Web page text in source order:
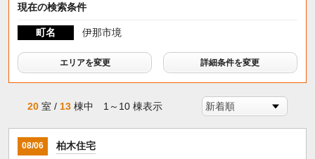
現在の検索条件
町名 伊那市境
エリアを変更 詳細条件を変更
20 室 / 13 棟中 1～10 棟表示
08/06 柏木住宅